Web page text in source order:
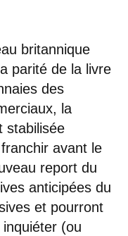
britannique
parité de la livre
des
la
stabilisée
avant le
report du
anticipées du
et pourront
(ou